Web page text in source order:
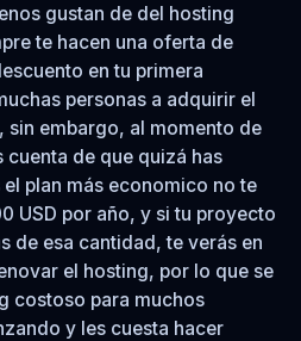
gustan de del hosting
te hacen una oferta de
en tu primera
personas a adquirir el
sin embargo, al momento de
de que quizá has
plan más economico no te
USD por año, y si tu proyecto
de esa cantidad, te verás en
el hosting, por lo que se
costoso para muchos
y les cuesta hacer